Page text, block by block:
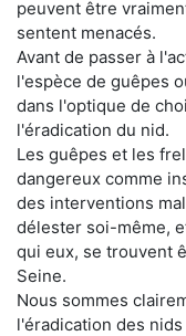
peuvent être
sentent menacés.
Avant de passer à
l'espèce de guêpes
dans l'optique de
l'éradication du nid.
Les guêpes et les
dangereux comme
des interventions
délester soi-même,
qui eux, se trouvent
Seine.
Nous sommes
l'éradication des